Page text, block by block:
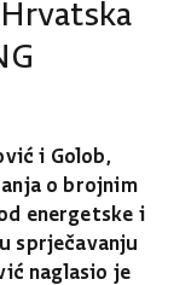
i Golob,
o brojnim
energetske i
sprječavanju
naglasio je